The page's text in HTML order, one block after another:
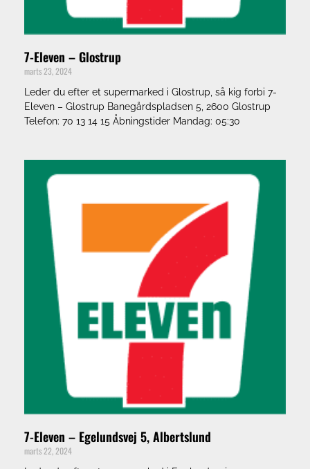
7-Eleven – Glostrup
marts 23, 2024
Leder du efter et supermarked i Glostrup, så kig forbi 7-
Eleven – Glostrup Banegårdspladsen 5, 2600 Glostrup
Telefon: 70 13 14 15 Åbningstider Mandag: 05:30
7-Eleven – Egelundsvej 5, Albertslund
marts 22, 2024